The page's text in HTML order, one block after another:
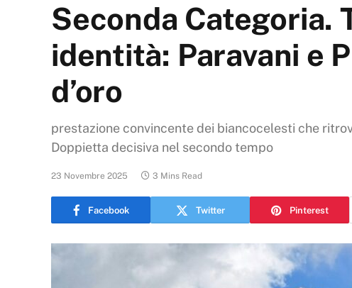
Seconda Categoria.
identità: Paravani e
d’oro
prestazione convincente dei biancocelesti che
Doppietta decisiva nel secondo tempo
23 Novembre 2025 3 Mins Read
Facebook Twitter Pinterest